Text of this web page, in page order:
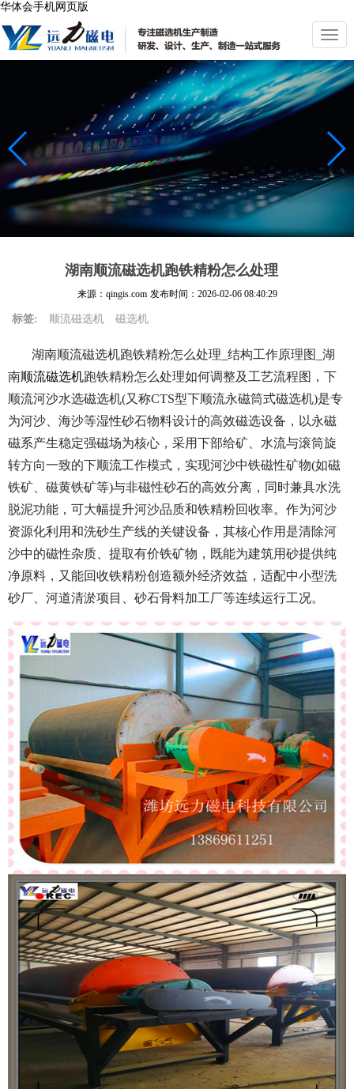
华体会手机网页版
切
换
导
航
湖南顺流磁选机跑铁精粉怎么处理
来源：qingis.com 发布时间： 2026-02-06 08:40:29
标签: 顺流磁选机 磁选机
湖南顺流磁选机跑铁精粉怎么处理_结构工作原理图_湖
南顺流磁选机跑铁精粉怎么处理如何调整及工艺流程图，下
顺流河沙水选磁选机(又称CTS型下顺流永磁筒式磁选机)是专
为河沙、海沙等湿性砂石物料设计的高效磁选设备，以永磁
磁系产生稳定强磁场为核心，采用下部给矿、水流与滚筒旋
转方向一致的下顺流工作模式，实现河沙中铁磁性矿物(如磁
铁矿、磁黄铁矿等)与非磁性砂石的高效分离，同时兼具水洗
脱泥功能，可大幅提升河沙品质和铁精粉回收率。作为河沙
资源化利用和洗砂生产线的关键设备，其核心作用是清除河
沙中的磁性杂质、提取有价铁矿物，既能为建筑用砂提供纯
净原料，又能回收铁精粉创造额外经济效益，适配中小型洗
砂厂、河道清淤项目、砂石骨料加工厂等连续运行工况。